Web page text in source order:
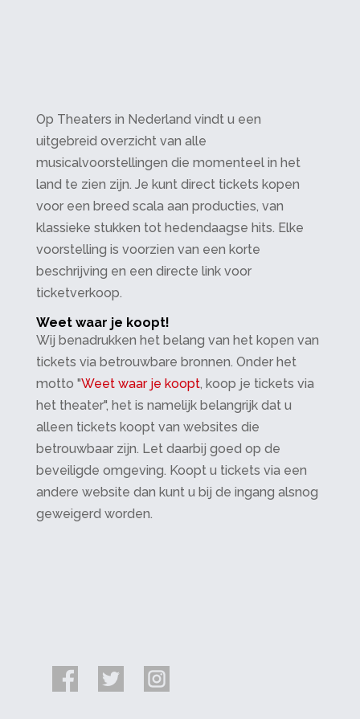
Op Theaters in Nederland vindt u een
uitgebreid overzicht van alle
musicalvoorstellingen die momenteel in het
land te zien zijn. Je kunt direct tickets kopen
voor een breed scala aan producties, van
klassieke stukken tot hedendaagse hits. Elke
voorstelling is voorzien van een korte
beschrijving en een directe link voor
ticketverkoop.
Weet waar je koopt!
Wij benadrukken het belang van het kopen van
tickets via betrouwbare bronnen. Onder het
motto "Weet waar je koopt, koop je tickets via
het theater", het is namelijk belangrijk dat u
alleen tickets koopt van websites die
betrouwbaar zijn. Let daarbij goed op de
beveiligde omgeving. Koopt u tickets via een
andere website dan kunt u bij de ingang alsnog
geweigerd worden.